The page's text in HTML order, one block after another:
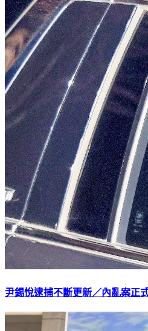
尹錫悅逮捕不斷更新／內亂案